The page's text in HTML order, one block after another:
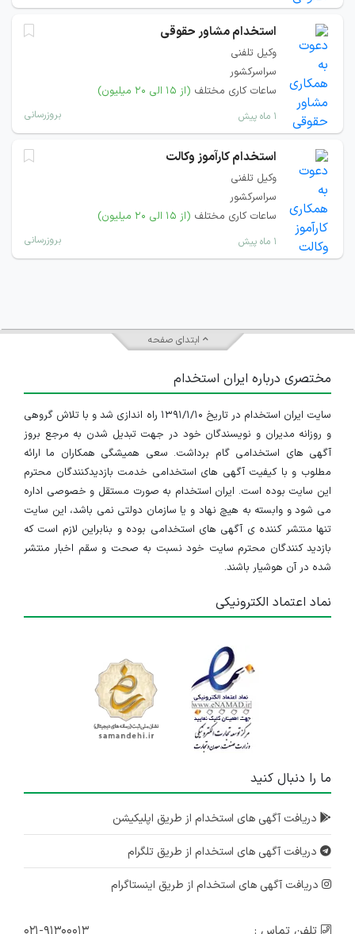
استخدام مشاور حقوقی
وکیل تلفنی
سراسرکشور
ساعات کاری مختلف (از ۱۵ الی ۲۰ میلیون)
۱ ماه پیش بروزرسانی
استخدام کارآموز وکالت
وکیل تلفنی
سراسرکشور
ساعات کاری مختلف (از ۱۵ الی ۲۰ میلیون)
۱ ماه پیش بروزرسانی
ابتدای صفحه
مختصری درباره ایران استخدام
سایت ایران استخدام در تاریخ ۱۳۹۱/۱/۱۰ راه اندازی شد و با تلاش گروهی
و روزانه مدیران و نویسندگان خود در جهت تبدیل شدن به مرجع بروز
آگهی های استخدامی گام برداشت. سعی همیشگی همکاران ما ارائه
مطلوب و با کیفیت آگهی های استخدامی خدمت بازدیدکنندگان محترم
این سایت بوده است. ایران استخدام به صورت مستقل و خصوصی اداره
می شود و وابسته به هیچ نهاد و یا سازمان دولتی نمی باشد، این سایت
تنها منتشر کننده ی آگهی های استخدامی بوده و بنابراین لازم است که
بازدید کنندگان محترم سایت خود نسبت به صحت و سقم اخبار منتشر
شده در آن هوشیار باشند.
نماد اعتماد الکترونیکی
ما را دنبال کنید
دریافت آگهی های استخدام از طریق اپلیکیشن
دریافت آگهی های استخدام از طریق تلگرام
دریافت آگهی های استخدام از طریق اینستاگرام